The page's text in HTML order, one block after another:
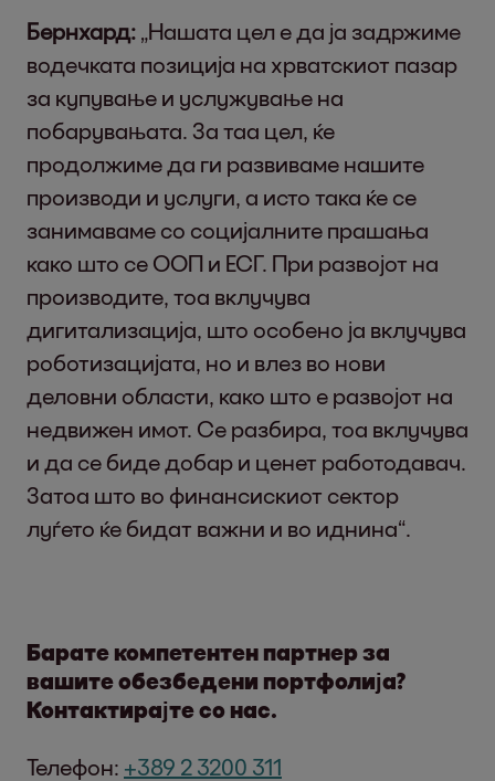
Бернхард: „Нашата цел е да ја задржиме
водечката позиција на хрватскиот пазар
за купување и услужување на
побарувањата. За таа цел, ќе
продолжиме да ги развиваме нашите
производи и услуги, а исто така ќе се
занимаваме со социјалните прашања
како што се ООП и ЕСГ. При развојот на
производите, тоа вклучува
дигитализација, што особено ја вклучува
роботизацијата, но и влез во нови
деловни области, како што е развојот на
недвижен имот. Се разбира, тоа вклучува
и да се биде добар и ценет работодавач.
Затоа што во финансискиот сектор
луѓето ќе бидат важни и во иднина“.
Барате компетентен партнер за
вашите обезбедени портфолија?
Контактирајте со нас.
Телефон: +389 2 3200 311